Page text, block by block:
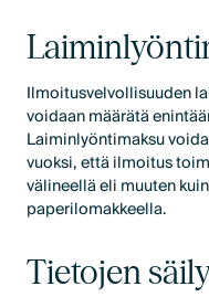
Ilmoitusvelvollisuuden
voidaan määrätä
Laiminlyöntimaksu
vuoksi, että ilmoitus
välineellä eli muuten
paperilomakkeella.
Tietojen